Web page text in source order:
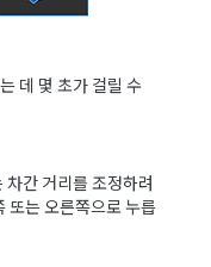
데 몇 초가 걸릴 수
차간 거리 를 조정하려
또는 오른쪽으로 누릅